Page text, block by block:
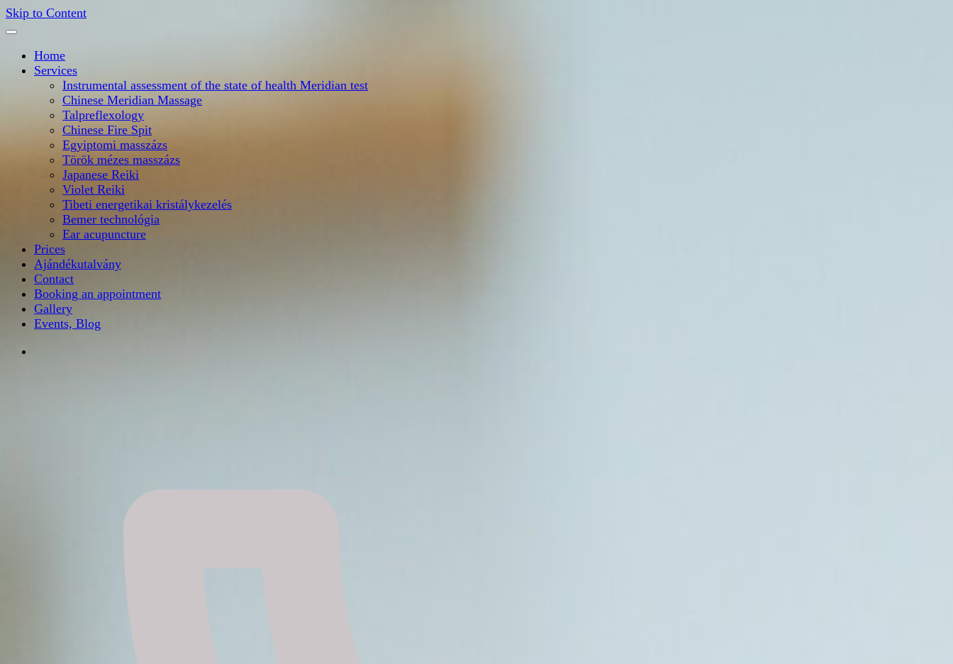
Skip to Content
Home
Services
Instrumental assessment of the state of health Meridian test
Chinese Meridian Massage
Talpreflexology
Chinese Fire Spit
Egyiptomi masszázs
Török mézes masszázs
Japanese Reiki
Violet Reiki
Tibeti energetikai kristálykezelés
Bemer technológia
Ear acupuncture
Prices
Ajándékutalvány
Contact
Booking an appointment
Gallery
Events, Blog